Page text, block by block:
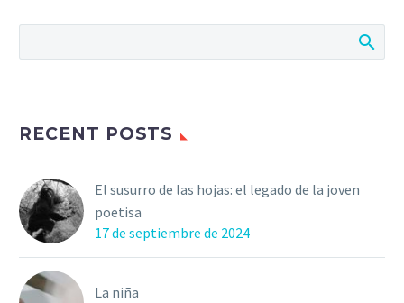
RECENT POSTS
El susurro de las hojas: el legado de la joven
poetisa
17 de septiembre de 2024
La niña